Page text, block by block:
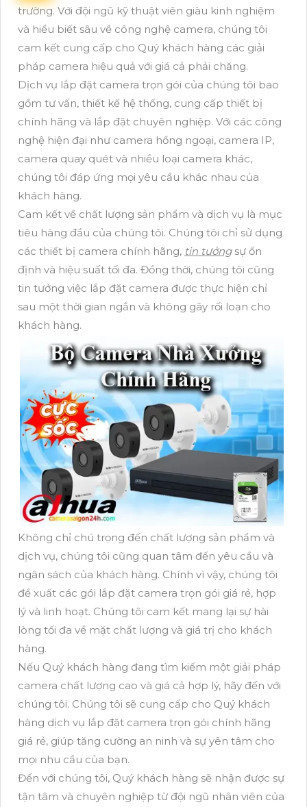
trường. Với đội ngũ kỹ thuật viên giàu kinh nghiệm
và hiểu biết sâu về công nghệ camera, chúng tôi
cam kết cung cấp cho Quý khách hàng các giải
pháp camera hiệu quả với giá cả phải chăng.
Dịch vụ lắp đặt camera trọn gói của chúng tôi bao
gồm tư vấn, thiết kế hệ thống, cung cấp thiết bị
chính hãng và lắp đặt chuyên nghiệp. Với các công
nghệ hiện đại như camera hồng ngoại, camera IP,
camera quay quét và nhiều loại camera khác,
chúng tôi đáp ứng mọi yêu cầu khác nhau của
khách hàng.
Cam kết về chất lượng sản phẩm và dịch vụ là mục
tiêu hàng đầu của chúng tôi. Chúng tôi chỉ sử dụng
các thiết bị camera chính hãng, tin tưởngsự ổn
định và hiệu suất tối đa. Đồng thời, chúng tôi cũng
tin tưởng việc lắp đặt camera được thực hiện chỉ
sau một thời gian ngắn và không gây rối loạn cho
khách hàng.
Không chỉ chú trọng đến chất lượng sản phẩm và
dịch vụ, chúng tôi cũng quan tâm đến yêu cầu và
ngân sách của khách hàng. Chính vì vậy, chúng tôi
đề xuất các gói lắp đặt camera trọn gói giá rẻ, hợp
lý và linh hoạt. Chúng tôi cam kết mang lại sự hài
lòng tối đa về mặt chất lượng và giá trị cho khách
hàng.
Nếu Quý khách hàng đang tìm kiếm một giải pháp
camera chất lượng cao và giá cả hợp lý, hãy đến với
chúng tôi. Chúng tôi sẽ cung cấp cho Quý khách
hàng dịch vụ lắp đặt camera trọn gói chính hãng
giá rẻ, giúp tăng cường an ninh và sự yên tâm cho
mọi nhu cầu của bạn.
Đến với chúng tôi, Quý khách hàng sẽ nhận được sự
tận tâm và chuyên nghiệp từ đội ngũ nhân viên của